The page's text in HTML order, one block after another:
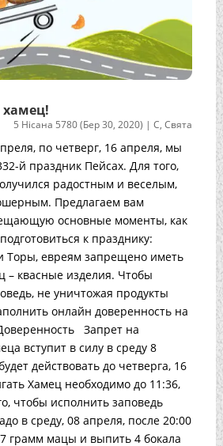
хамец!
5 Нісана 5780 (Бер 30, 2020) |С,Свята
по четверг, 16 апреля, мы
й праздник Пейсах. Для того,
радостным и веселым,
Предлагаем вам
основные моменты, как
к празднику:
Торы, евреям запрещено иметь
– квасные изделия. Чтобы
не уничтожая продукты
онлайн доверенность на
Запрет на
вступит в силу в среду 8
действовать до четверга, 16
Хамец необходимо до 11:36,
чтобы исполнить заповедь
в среду, 08 апреля, после 20:00
грамм мацы и выпить 4 бокала